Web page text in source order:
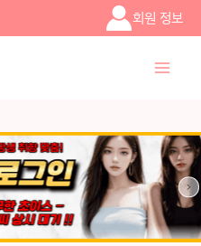
회원 정보